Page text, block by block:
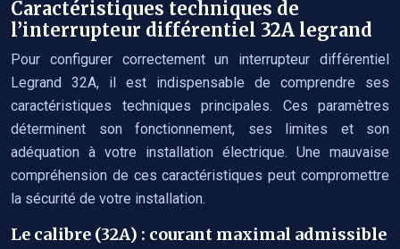
Caractéristiques techniques de
l’interrupteur différentiel 32A legrand
Pour configurer correctement un interrupteur différentiel
Legrand 32A, il est indispensable de comprendre ses
caractéristiques techniques principales. Ces paramètres
déterminent son fonctionnement, ses limites et son
adéquation à votre installation électrique. Une mauvaise
compréhension de ces caractéristiques peut compromettre
la sécurité de votre installation.
Le calibre (32A) : courant maximal admissible